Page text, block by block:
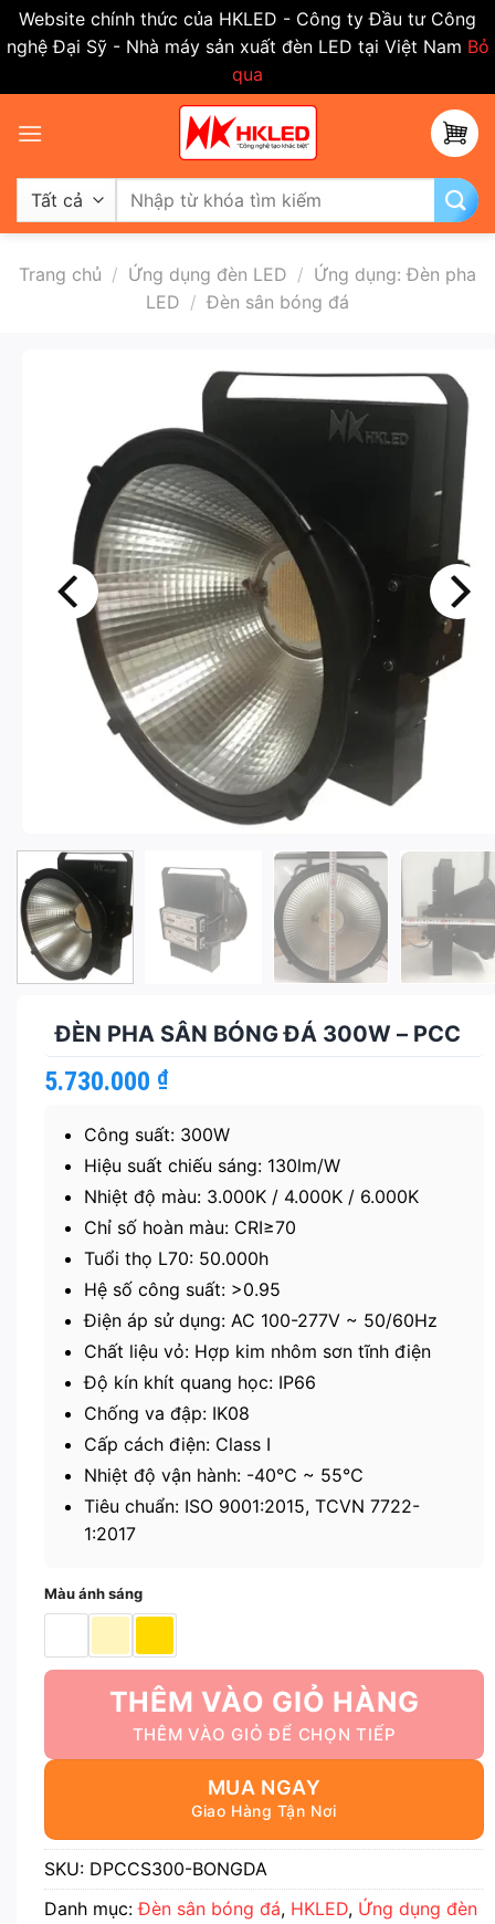
Website chính thức của HKLED - Công ty Đầu tư Công
nghệ Đại Sỹ - Nhà máy sản xuất đèn LED tại Việt Nam Bỏ
qua
qua
dung
Tìm
kiếm:
Trang chủ / Ứng dụng đèn LED / Ứng dụng: Đèn pha
LED / Đèn sân bóng đá
ĐÈN PHA SÂN BÓNG ĐÁ 300W – PCC
5.730.000 ₫
Công suất: 300W
Hiệu suất chiếu sáng: 130lm/W
Nhiệt độ màu: 3.000K / 4.000K / 6.000K
Chỉ số hoàn màu: CRI≥70
Tuổi thọ L70: 50.000h
Hệ số công suất: >0.95
Điện áp sử dụng: AC 100-277V ~ 50/60Hz
Chất liệu vỏ: Hợp kim nhôm sơn tĩnh điện
Độ kín khít quang học: IP66
Chống va đập: IK08
Cấp cách điện: Class I
Nhiệt độ vận hành: -40℃ ~ 55℃
Tiêu chuẩn: ISO 9001:2015, TCVN 7722-
1:2017
Màu ánh sáng
THÊM VÀO GIỎ HÀNG
MUA NGAY
SKU: DPCCS300-BONGDA
Danh mục:Đèn sân bóng đá, HKLED, Ứng dụng đèn